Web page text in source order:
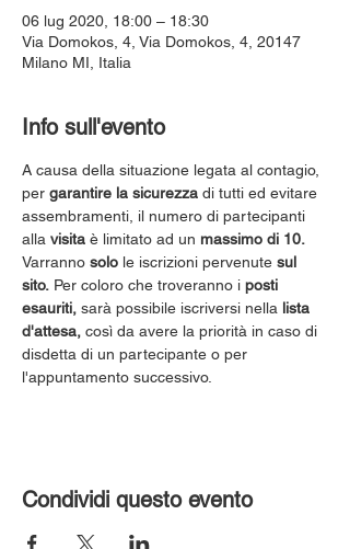
06 lug 2020, 18:00 – 18:30
Via Domokos, 4, Via Domokos, 4, 20147
Milano MI, Italia
Info sull'evento
A causa della situazione legata al contagio,
per garantire la sicurezza di tutti ed evitare
assembramenti, il numero di partecipanti
alla visita è limitato ad un massimo di 10.
Varranno solo le iscrizioni pervenute sul
sito. Per coloro che troveranno i posti
esauriti, sarà possibile iscriversi nella lista
d'attesa, così da avere la priorità in caso di
disdetta di un partecipante o per
l'appuntamento successivo.
Condividi questo evento